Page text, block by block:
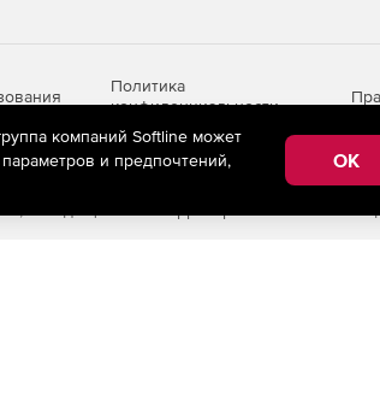
Политика
конфиденциальности
технологии предоставления
находящихся на территории Российской
компаний Softline может
и предпочтений,
OK